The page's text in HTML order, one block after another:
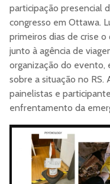
participação presencial
congresso em Ottawa.
primeiros dias de crise
junto à agência de
organização do evento,
sobre a situação no
painelistas e
enfrentamento da